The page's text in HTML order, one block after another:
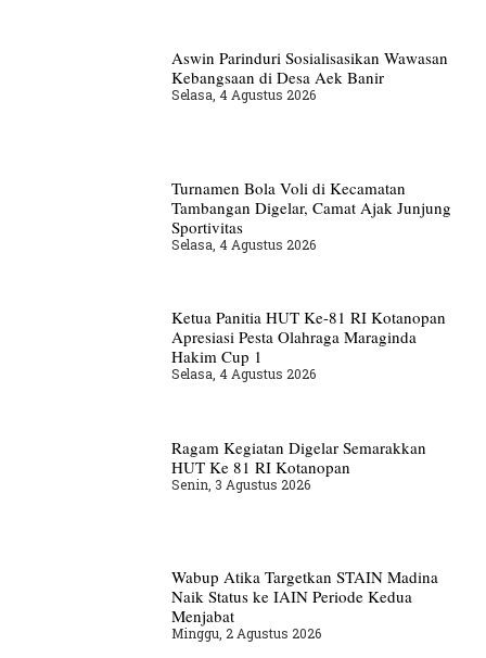
Aswin Parinduri Sosialisasikan Wawasan
Kebangsaan di Desa Aek Banir
Selasa, 4 Agustus 2026
Turnamen Bola Voli di Kecamatan
Tambangan Digelar, Camat Ajak Junjung
Sportivitas
Selasa, 4 Agustus 2026
Ketua Panitia HUT Ke-81 RI Kotanopan
Apresiasi Pesta Olahraga Maraginda
Hakim Cup 1
Selasa, 4 Agustus 2026
Ragam Kegiatan Digelar Semarakkan
HUT Ke 81 RI Kotanopan
Senin, 3 Agustus 2026
Wabup Atika Targetkan STAIN Madina
Naik Status ke IAIN Periode Kedua
Menjabat
Minggu, 2 Agustus 2026